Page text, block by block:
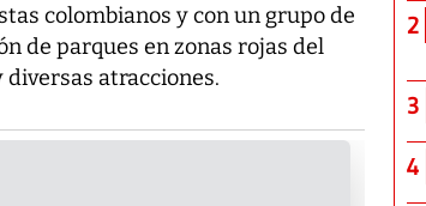
colombianos y con un grupo de
de parques en zonas rojas del
atracciones.
2
3
4